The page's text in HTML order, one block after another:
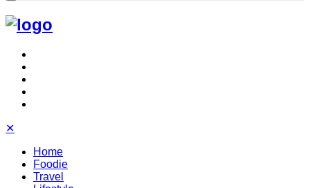
✕
Home
Foodie
Travel